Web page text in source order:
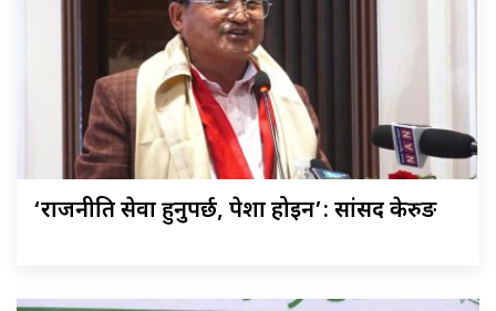
‘राजनीति सेवा हुनुपर्छ, पेशा होइन’: सांसद केरुङ